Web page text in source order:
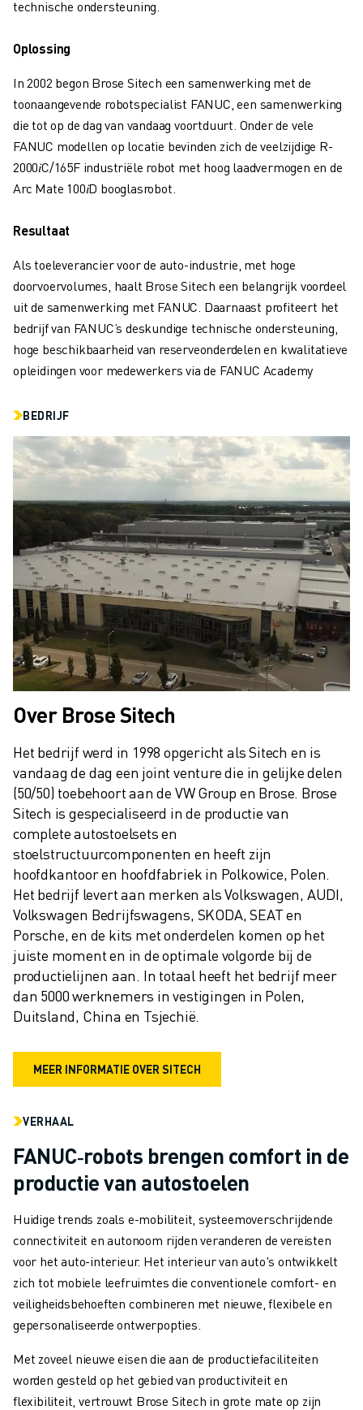
OPLEIDING & ONDERWIJS
OPLOSSINGEN VOOR INDUSTRIEËN
WORLDSKILLS & JONG TALENT
ONDERWIJS EVENEMENTEN
NIEUWS & MEDIA
NIEUWS & MEDIA
EVENEMENTEN
ONDERWIJS EVENEMENTEN
OVER FANUC
FANUC IN EUROPA
ONZE LOCATIES
DUURZAAMHEID
JOBS
SHAPE YOUR FUTURE WITH FANUC
JOIN US » JOB PORTAAL
CONTACT
COLOFON
technische ondersteuning.
Oplossing
In 2002 begon Brose Sitech een samenwerking met de
toonaangevende robotspecialist FANUC, een samenwerking
die tot op de dag van vandaag voortduurt. Onder de vele
FANUC modellen op locatie bevinden zich de veelzijdige R-
2000𝑖C/165F industriële robot met hoog laadvermogen en de
Arc Mate 100𝑖D booglasrobot.
Resultaat
Als toeleverancier voor de auto-industrie, met hoge
doorvoervolumes, haalt Brose Sitech een belangrijk voordeel
uit de samenwerking met FANUC. Daarnaast profiteert het
bedrijf van FANUC’s deskundige technische ondersteuning,
hoge beschikbaarheid van reserveonderdelen en kwalitatieve
opleidingen voor medewerkers via de FANUC Academy
BEDRIJF
Over Brose Sitech
Het bedrijf werd in 1998 opgericht als Sitech en is
vandaag de dag een joint venture die in gelijke delen
(50/50) toebehoort aan de VW Group en Brose. Brose
Sitech is gespecialiseerd in de productie van
complete autostoelsets en
stoelstructuurcomponenten en heeft zijn
hoofdkantoor en hoofdfabriek in Polkowice, Polen.
Het bedrijf levert aan merken als Volkswagen, AUDI,
Volkswagen Bedrijfswagens, SKODA, SEAT en
Porsche, en de kits met onderdelen komen op het
juiste moment en in de optimale volgorde bij de
productielijnen aan. In totaal heeft het bedrijf meer
dan 5000 werknemers in vestigingen in Polen,
Duitsland, China en Tsjechië.
MEER INFORMATIE OVER SITECH
VERHAAL
FANUC‑robots brengen comfort in de
productie van autostoelen
Huidige trends zoals e-mobiliteit, systeemoverschrijdende
connectiviteit en autonoom rijden veranderen de vereisten
voor het auto-interieur. Het interieur van auto's ontwikkelt
zich tot mobiele leefruimtes die conventionele comfort- en
veiligheidsbehoeften combineren met nieuwe, flexibele en
gepersonaliseerde ontwerpopties.
Met zoveel nieuwe eisen die aan de productiefaciliteiten
worden gesteld op het gebied van productiviteit en
flexibiliteit, vertrouwt Brose Sitech in grote mate op zijn